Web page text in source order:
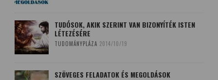
TUDÓSOK, AKIK SZERINT VAN BIZONYÍTÉK ISTEN
LÉTEZÉSÉRE
TUDOMÁNYPLÁZA 2014/10/19
SZÖVEGES FELADATOK ÉS MEGOLDÁSOK